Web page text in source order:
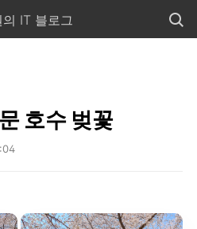
의 IT 블로그
호수 벚꽃